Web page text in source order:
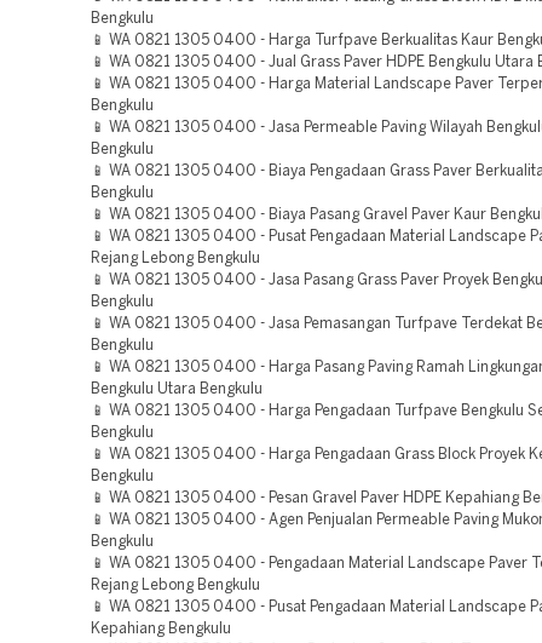
Bengkulu
📱 WA 0821 1305 0400 - Harga Turfpave Berkualitas Kaur
📱 WA 0821 1305 0400 - Jual Grass Paver HDPE Bengkulu Utara
📱 WA 0821 1305 0400 - Harga Material Landscape Paver
Bengkulu
📱 WA 0821 1305 0400 - Jasa Permeable Paving Wilayah
Bengkulu
📱 WA 0821 1305 0400 - Biaya Pengadaan Grass Paver
Bengkulu
📱 WA 0821 1305 0400 - Biaya Pasang Gravel Paver Kaur
📱 WA 0821 1305 0400 - Pusat Pengadaan Material Landscape
Rejang Lebong Bengkulu
📱 WA 0821 1305 0400 - Jasa Pasang Grass Paver Proyek
Bengkulu
📱 WA 0821 1305 0400 - Jasa Pemasangan Turfpave Terdekat
Bengkulu
📱 WA 0821 1305 0400 - Harga Pasang Paving Ramah
Bengkulu Utara Bengkulu
📱 WA 0821 1305 0400 - Harga Pengadaan Turfpave Bengkulu
Bengkulu
📱 WA 0821 1305 0400 - Harga Pengadaan Grass Block Proyek
Bengkulu
📱 WA 0821 1305 0400 - Pesan Gravel Paver HDPE Kepahiang
📱 WA 0821 1305 0400 - Agen Penjualan Permeable Paving
Bengkulu
📱 WA 0821 1305 0400 - Pengadaan Material Landscape Paver
Rejang Lebong Bengkulu
📱 WA 0821 1305 0400 - Pusat Pengadaan Material Landscape
Kepahiang Bengkulu